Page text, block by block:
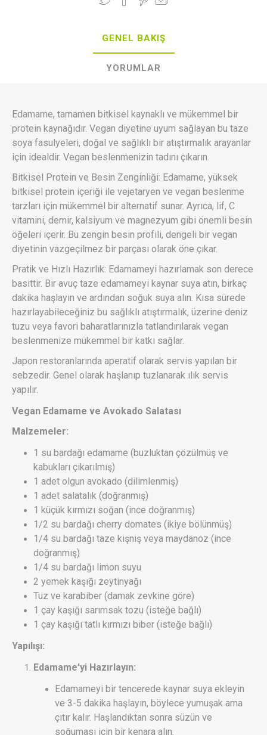
GENEL BAKIŞ
YORUMLAR
Edamame, tamamen bitkisel kaynaklı ve mükemmel bir
protein kaynağıdır. Vegan diyetine uyum sağlayan bu taze
soya fasulyeleri, doğal ve sağlıklı bir atıştırmalık arayanlar
için idealdir. Vegan beslenmenizin tadını çıkarın.
Bitkisel Protein ve Besin Zenginliği: Edamame, yüksek
bitkisel protein içeriği ile vejetaryen ve vegan beslenme
tarzları için mükemmel bir alternatif sunar. Ayrıca, lif, C
vitamini, demir, kalsiyum ve magnezyum gibi önemli besin
öğeleri içerir. Bu zengin besin profili, dengeli bir vegan
diyetinin vazgeçilmez bir parçası olarak öne çıkar.
Pratik ve Hızlı Hazırlık: Edamameyi hazırlamak son derece
basittir. Bir avuç taze edamameyi kaynar suya atın, birkaç
dakika haşlayın ve ardından soğuk suya alın. Kısa sürede
hazırlayabileceğiniz bu sağlıklı atıştırmalık, üzerine deniz
tuzu veya favori baharatlarınızla tatlandırılarak vegan
beslenmenize mükemmel bir katkı sağlar.
Japon restoranlarında aperatif olarak servis yapılan bir
sebzedir. Genel olarak haşlanıp tuzlanarak ılık servis
yapılır.
Vegan Edamame ve Avokado Salatası
Malzemeler:
1 su bardağı edamame (buzluktan çözülmüş ve
kabukları çıkarılmış)
1 adet olgun avokado (dilimlenmiş)
1 adet salatalık (doğranmış)
1 küçük kırmızı soğan (ince doğranmış)
1/2 su bardağı cherry domates (ikiye bölünmüş)
1/4 su bardağı taze kişniş veya maydanoz (ince
doğranmış)
1/4 su bardağı limon suyu
2 yemek kaşığı zeytinyağı
Tuz ve karabiber (damak zevkine göre)
1 çay kaşığı sarımsak tozu (isteğe bağlı)
1 çay kaşığı tatlı kırmızı biber (isteğe bağlı)
Yapılışı:
Edamame'yi Hazırlayın:
Edamameyi bir tencerede kaynar suya ekleyin
ve 3-5 dakika haşlayın, böylece yumuşak ama
çıtır kalır. Haşlandıktan sonra süzün ve
soğuması için bir kenara alın.